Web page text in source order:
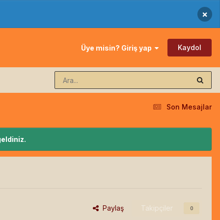
×
Üye misin? Giriş yap Kaydol
Son Mesajlar
Paylaş Takipçiler 0